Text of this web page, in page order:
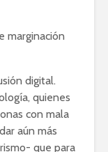
marginación
digital.
quienes
con mala
aún más
que para